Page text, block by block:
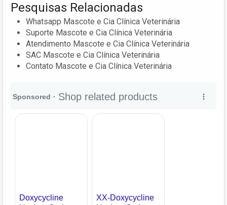
Pesquisas Relacionadas
Whatsapp Mascote e Cia Clínica Veterinária
Suporte Mascote e Cia Clínica Veterinária
Atendimento Mascote e Cia Clínica Veterinária
SAC Mascote e Cia Clínica Veterinária
Contato Mascote e Cia Clínica Veterinária